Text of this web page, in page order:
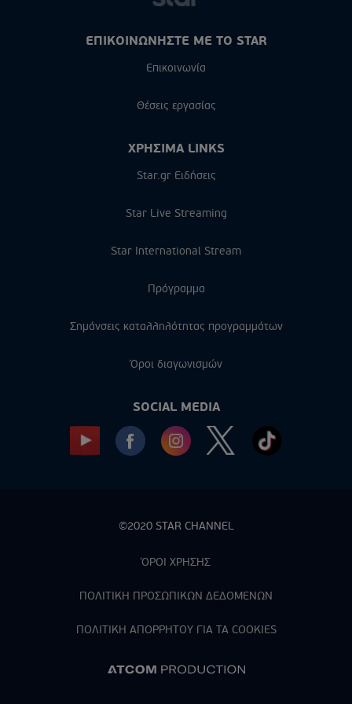
ΕΠΙΚΟΙΝΩΝΗΣΤΕ ΜΕ ΤΟ STAR
Επικοινωνία
Θέσεις εργασίας
ΧΡΗΣΙΜΑ LINKS
Star.gr Ειδήσεις
Star Live Streaming
Star International Stream
Πρόγραμμα
Σημάνσεις καταλληλότητας προγραμμάτων
Όροι διαγωνισμών
SOCIAL MEDIA
©2020 STAR CHANNEL
ΌΡΟΙ ΧΡΗΣΗΣ
ΠΟΛΙΤΙΚΗ ΠΡΟΣΩΠΙΚΩΝ ΔΕΔΟΜΕΝΩΝ
ΠΟΛΙΤΙΚΗ ΑΠΟΡPΗΤΟΥ ΓΙΑ ΤΑ COOKIES